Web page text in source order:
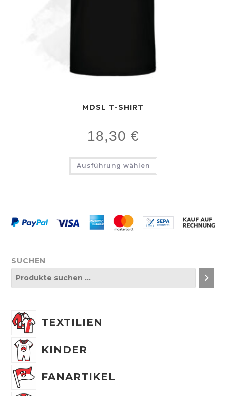
MDSL T-SHIRT
18,30 €
Ausführung wählen
SUCHEN
TEXTILIEN
KINDER
FANARTIKEL